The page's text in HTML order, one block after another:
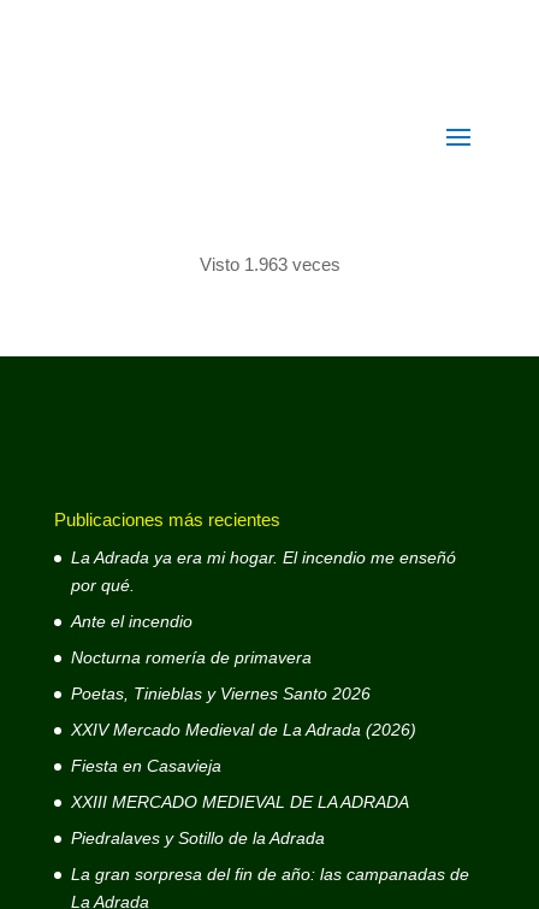
Visto 1.963 veces
Publicaciones más recientes
La Adrada ya era mi hogar. El incendio me enseñó
por qué.
Ante el incendio
Nocturna romería de primavera
Poetas, Tinieblas y Viernes Santo 2026
XXIV Mercado Medieval de La Adrada (2026)
Fiesta en Casavieja
XXIII MERCADO MEDIEVAL DE LA ADRADA
Piedralaves y Sotillo de la Adrada
La gran sorpresa del fin de año: las campanadas de
La Adrada